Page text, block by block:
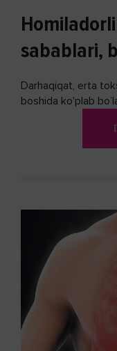
sabablari,
Darhaqiqat, erta
boshida ko'plab
biron bir usuli bormi?